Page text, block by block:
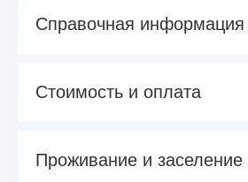
Справочная информация
Стоимость и оплата
Проживание и заселение